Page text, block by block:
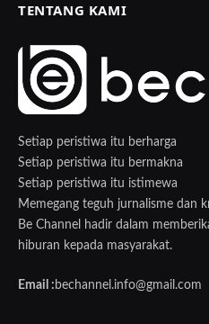
TENTANG KAMI
Setiap peristiwa itu berharga
Setiap peristiwa itu bermakna
Setiap peristiwa itu istimewa
Memegang teguh jurnalisme dan
Be Channel hadir dalam
hiburan kepada masyarakat.
Email : bechannel.info@gmail.com